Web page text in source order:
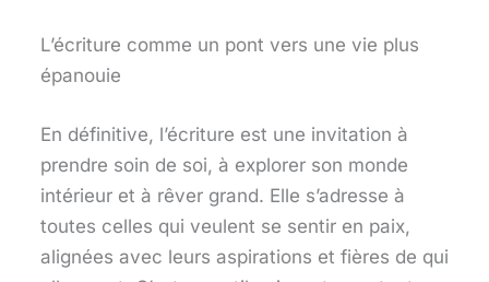
L’écriture comme un pont vers une vie plus
épanouie
En définitive, l’écriture est une invitation à
prendre soin de soi, à explorer son monde
intérieur et à rêver grand. Elle s’adresse à
toutes celles qui veulent se sentir en paix,
alignées avec leurs aspirations et fières de qui